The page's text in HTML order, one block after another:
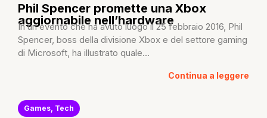
Phil Spencer promette una Xbox
aggiornabile nell’hardware
In un evento che ha avuto luogo il 25 febbraio 2016, Phil
Spencer, boss della divisione Xbox e del settore gaming
di Microsoft, ha illustrato quale...
Continua a leggere
Games Tech